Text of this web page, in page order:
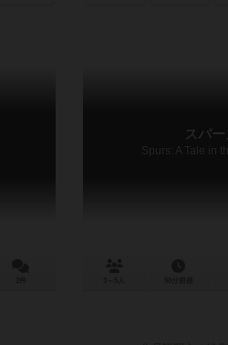
スパー
Spurs: A Tale in